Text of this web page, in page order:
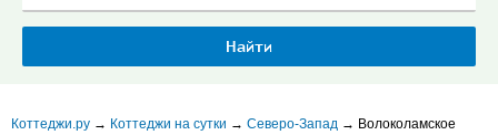
Коттеджи.ру → Коттеджи на сутки → Северо-Запад → Волоколамское